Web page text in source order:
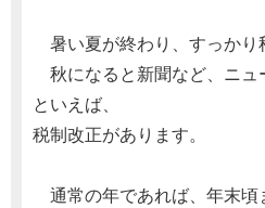
暑い夏が終わり、すっかり
秋になると新聞など、ニュ
といえば、
税制改正があります。
通常の年であれば、年末頃